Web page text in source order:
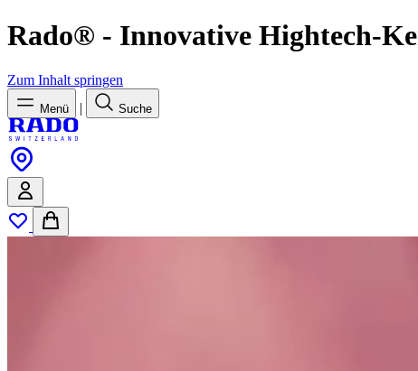
Rado® - Innovative Hightech-
Zum Inhalt springen
Menü | Suche